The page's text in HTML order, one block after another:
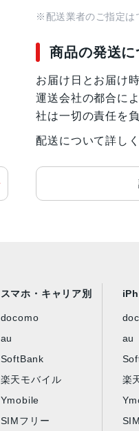
※配送業者のご指定は
商品の発送に
お届け日とお届け
運送会社の都合に
社は一切の責任を
配送について詳し
スマホ・キャリア別
docomo
au
SoftBank
楽天モバイル
Ymobile
SIMフリー
au
楽